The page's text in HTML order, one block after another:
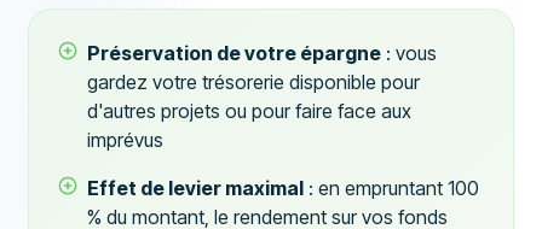
Préservation de votre épargne : vous
gardez votre trésorerie disponible pour
d'autres projets ou pour faire face aux
imprévus
Effet de levier maximal : en empruntant 100
% du montant, le rendement sur vos fonds